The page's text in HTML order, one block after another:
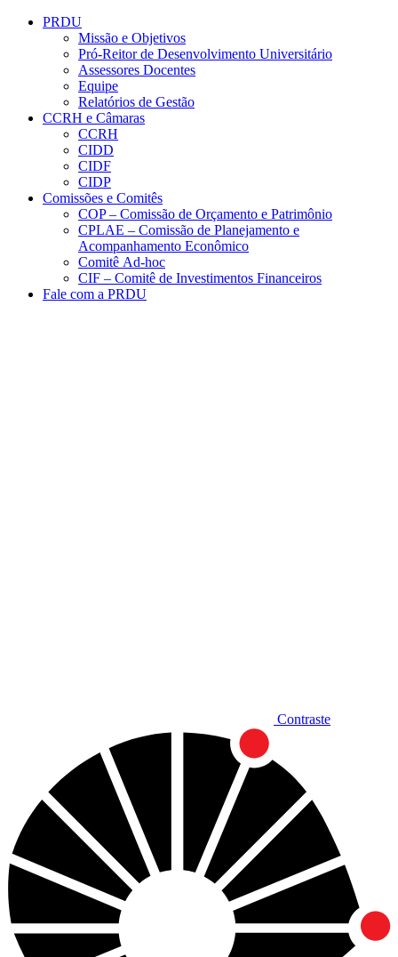
Conteúdo principal
PRDU
Missão e Objetivos
Pró-Reitor de Desenvolvimento Universitário
Assessores Docentes
Equipe
Relatórios de Gestão
CCRH e Câmaras
CCRH
CIDD
CIDF
CIDP
Comissões e Comitês
COP – Comissão de Orçamento e Patrimônio
CPLAE – Comissão de Planejamento e
Acompanhamento Econômico
Comitê Ad-hoc
CIF – Comitê de Investimentos Financeiros
Fale com a PRDU
Contraste